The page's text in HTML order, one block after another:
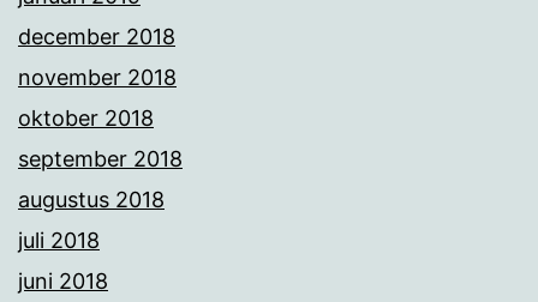
december 2018
november 2018
oktober 2018
september 2018
augustus 2018
juli 2018
juni 2018